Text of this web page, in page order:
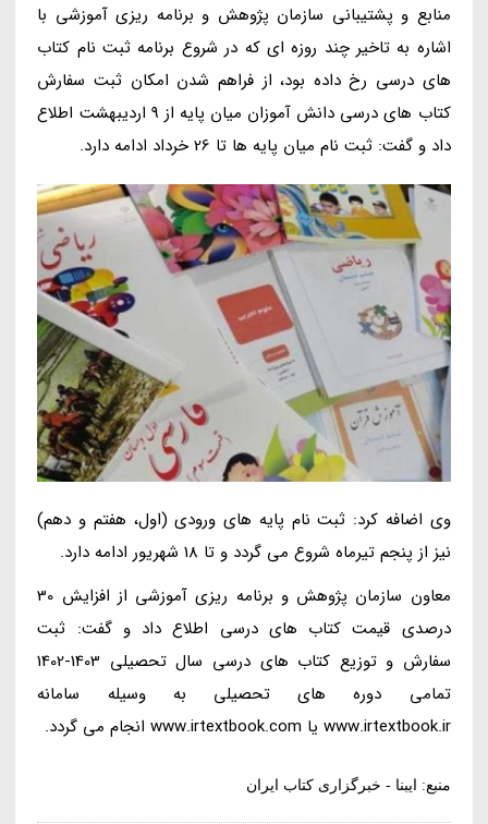
منابع و پشتیبانی سازمان پژوهش و برنامه ریزی آموزشی با
اشاره به تاخیر چند روزه ای که در شروع برنامه ثبت نام کتاب
های درسی رخ داده بود، از فراهم شدن امکان ثبت سفارش
کتاب های درسی دانش آموزان میان پایه از 9 اردیبهشت اطلاع
داد و گفت: ثبت نام میان پایه ها تا 26 خرداد ادامه دارد.
وی اضافه کرد: ثبت نام پایه های ورودی (اول، هفتم و دهم)
نیز از پنجم تیرماه شروع می گردد و تا 18 شهریور ادامه دارد.
معاون سازمان پژوهش و برنامه ریزی آموزشی از افزایش 30
درصدی قیمت کتاب های درسی اطلاع داد و گفت: ثبت
سفارش و توزیع کتاب های درسی سال تحصیلی 1403-1402
تمامی دوره های تحصیلی به وسیله سامانه
www.irtextbook.ir یا www.irtextbook.com انجام می گردد.
منبع: ایبنا - خبرگزاری کتاب ایران